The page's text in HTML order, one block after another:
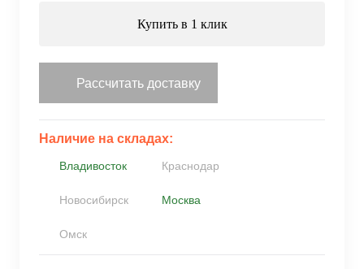
Купить в 1 клик
Рассчитать доставку
Наличие на складах:
Владивосток Краснодар
Новосибирск Москва
Омск